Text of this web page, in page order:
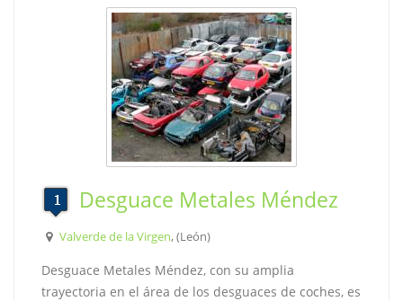
Desguace Metales Méndez
Valverde de la Virgen, (León)
Desguace Metales Méndez, con su amplia
trayectoria en el área de los desguaces de coches, es